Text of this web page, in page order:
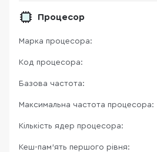
Процесор
Марка процесора:
Код процесора:
Базова частота:
Максимальна частота процесора:
Кількість ядер процесора:
Кеш-пам’ять першого рівня: